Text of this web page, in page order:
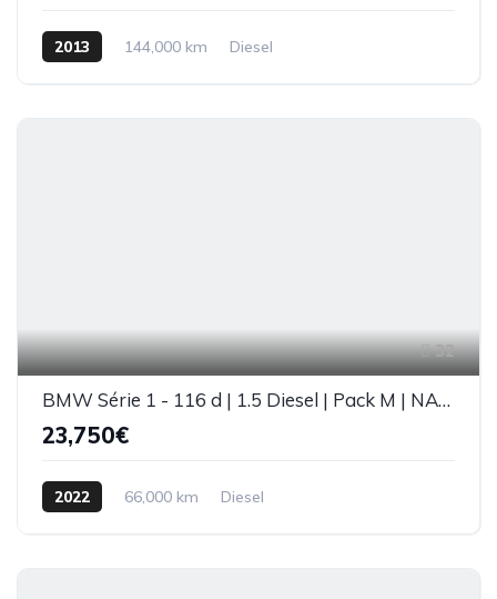
2013 144,000 km Diesel
32
BMW Série 1 - 116 d | 1.5 Diesel | Pack M | NACIONAL
23,750€
2022 66,000 km Diesel